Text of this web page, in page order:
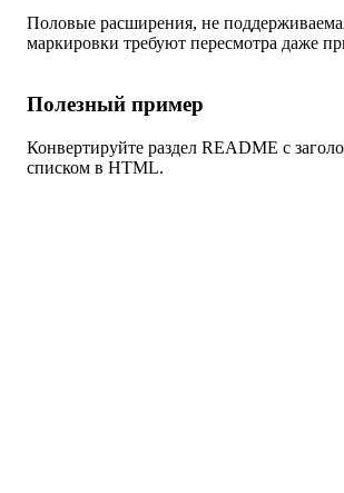
Половые расширения, не
маркировки требуют пересмотра даже
Полезный пример
Конвертируйте раздел README с
списком в HTML.